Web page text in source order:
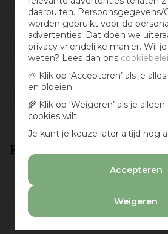
daarbuiten. Persoonsgegevens/
worden gebruikt voor de
advertenties. Dat doen we
privacy vriendelijke manier. Wil
weten? Lees dan ons
🌱 Klik op ‘Accepteren’ als je
en bloeien.
🌾 Klik op ‘Weigeren’ als je
cookies wilt.
Je kunt je keuze later altijd nog
Accepteren
Weigeren
Materiaal detail
Vorm Rond
Geschikt voor Binnen
Recensies
Schrijf een review en win